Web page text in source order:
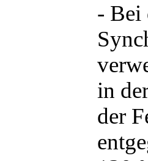
- Bei
in
der